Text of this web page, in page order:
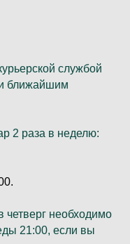
службой
ближайшим
2 раза в неделю:
четверг необходимо
21:00, если вы